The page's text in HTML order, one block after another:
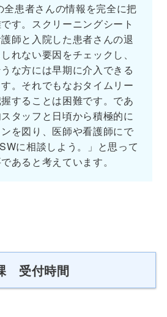
全患者さんの情報を完全に把
す。スクリーニングシート
師と入院した患者さんの退
れない要因をチェックし、
な方には早期に介入できる
。それでもなおタイムリー
することは困難です。であ
タッフと日頃から積極的に
を図り、医師や看護師にで
に相談しよう。」と思って
あると考えています。
受付時間